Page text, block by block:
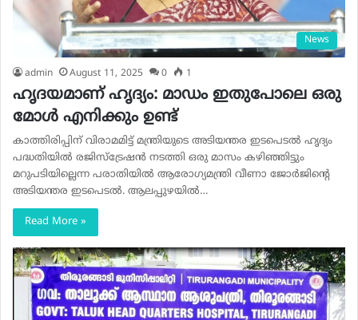
News
admin August 11, 2025 0 1
ഹൃദയമാണ് ഹൃദ്യം: മാഡം ഇതുപോലെ ഒരു
മോള്‍ എനിക്കും ഉണ്ട്
കാത്തിരിപ്പിന് വിരാമമിട്ട് മന്ത്രിയുടെ അടിയന്തര ഇടപെടല്‍ ഹൃദ്യം
പദ്ധതിയില്‍ രജിസ്ട്രേഷന്‍ നടത്തി ഒരു മാസം കഴിഞ്ഞിട്ടും
മറുപടിയില്ലെന്ന പരാതിയില്‍ ആരോഗ്യമന്ത്രി വീണാ ജോര്‍ജിന്റെ
അടിയന്തര ഇടപെടല്‍. ആലപ്പുഴയില്‍…
Read More »